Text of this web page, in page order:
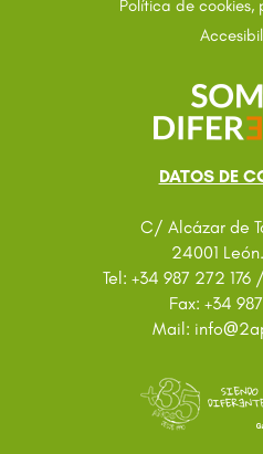
Política de cookies,
DATOS DE
C/ Alcázar de
24001
Tel: +34 987 272
Fax: +34
Mail: info@